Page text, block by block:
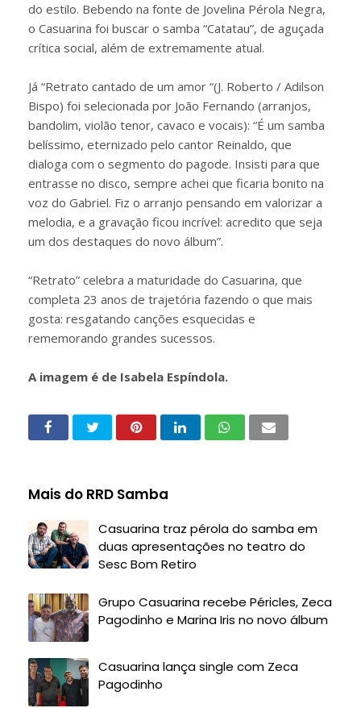
do estilo. Bebendo na fonte de Jovelina Pérola Negra,
o Casuarina foi buscar o samba “Catatau”, de aguçada
crítica social, além de extremamente atual.
Já “Retrato cantado de um amor “(J. Roberto / Adilson
Bispo) foi selecionada por João Fernando (arranjos,
bandolim, violão tenor, cavaco e vocais): “É um samba
belíssimo, eternizado pelo cantor Reinaldo, que
dialoga com o segmento do pagode. Insisti para que
entrasse no disco, sempre achei que ficaria bonito na
voz do Gabriel. Fiz o arranjo pensando em valorizar a
melodia, e a gravação ficou incrível: acredito que seja
um dos destaques do novo álbum”.
“Retrato” celebra a maturidade do Casuarina, que
completa 23 anos de trajetória fazendo o que mais
gosta: resgatando canções esquecidas e
rememorando grandes sucessos.
A imagem é de Isabela Espíndola.
Mais do RRD Samba
Casuarina traz pérola do samba em
duas apresentações no teatro do
Sesc Bom Retiro
Grupo Casuarina recebe Péricles, Zeca
Pagodinho e Marina Iris no novo álbum
Casuarina lança single com Zeca
Pagodinho